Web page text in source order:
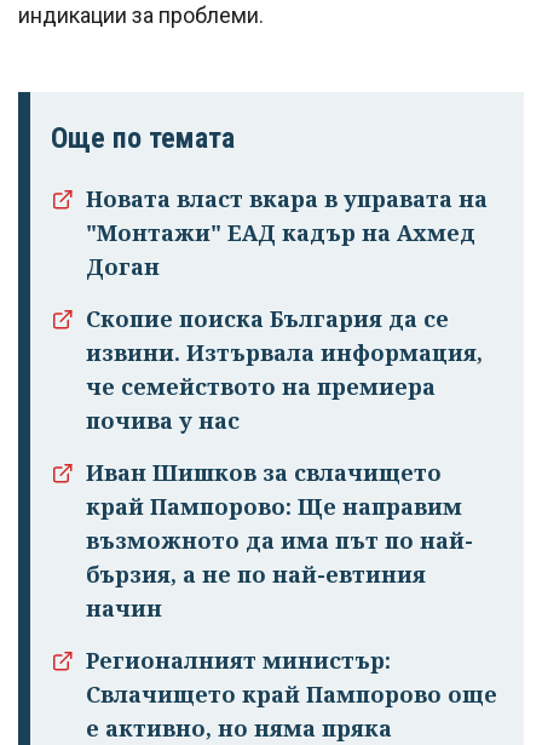
индикации за проблеми.
Още по темата
Новата власт вкара в управата на
"Монтажи" ЕАД кадър на Ахмед
Доган
Скопие поиска България да се
извини. Изтървала информация,
че семейството на премиера
почива у нас
Иван Шишков за свлачището
край Пампорово: Ще направим
възможното да има път по най-
бързия, а не по най-евтиния
начин
Регионалният министър:
Свлачището край Пампорово още
е активно, но няма пряка